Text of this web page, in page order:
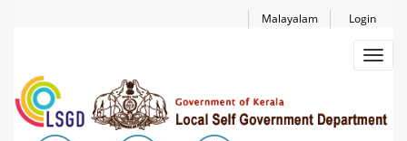
Login
Malayalam